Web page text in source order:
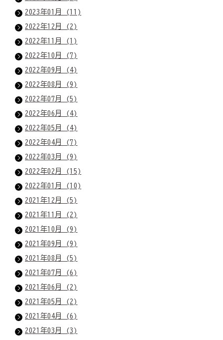
2023年01月 (11)
2022年12月 (2)
2022年11月 (1)
2022年10月 (7)
2022年09月 (4)
2022年08月 (9)
2022年07月 (5)
2022年06月 (4)
2022年05月 (4)
2022年04月 (7)
2022年03月 (9)
2022年02月 (15)
2022年01月 (10)
2021年12月 (5)
2021年11月 (2)
2021年10月 (9)
2021年09月 (9)
2021年08月 (5)
2021年07月 (6)
2021年06月 (2)
2021年05月 (2)
2021年04月 (6)
2021年03月 (3)